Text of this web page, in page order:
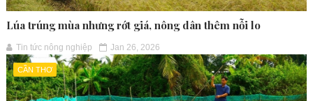
Lúa trúng mùa nhưng rớt giá, nông dân thêm nỗi lo
Tin tức nông nghiệp Jan 26, 2026
CẦN THƠ